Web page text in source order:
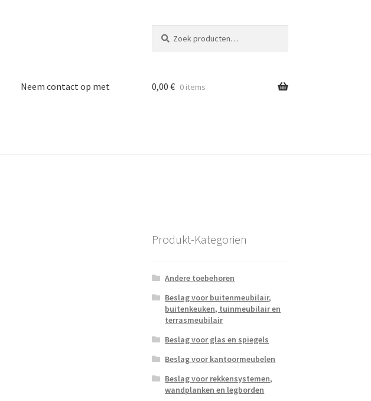
naar:
Neem contact op met 0,00 € 0 items
Produkt-Kategorien
Andere toebehoren
Beslag voor buitenmeubilair,
buitenkeuken, tuinmeubilair en
terrasmeubilair
Beslag voor glas en spiegels
Beslag voor kantoormeubelen
Beslag voor rekkensystemen,
wandplanken en legborden